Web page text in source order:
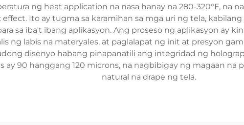
ng heat application na nasa hanay na 280-320°F, na
Ito ay tugma sa karamihan sa mga uri ng tela,
sa iba't ibang aplikasyon. Ang proseso ng aplikasyon ay
ng labis na materyales, at paglalapat ng init at presyon
disenyo habang pinapanatili ang integridad ng
ay 90 hanggang 120 microns, na nagbibigay ng magaan
natural na drape ng tela.